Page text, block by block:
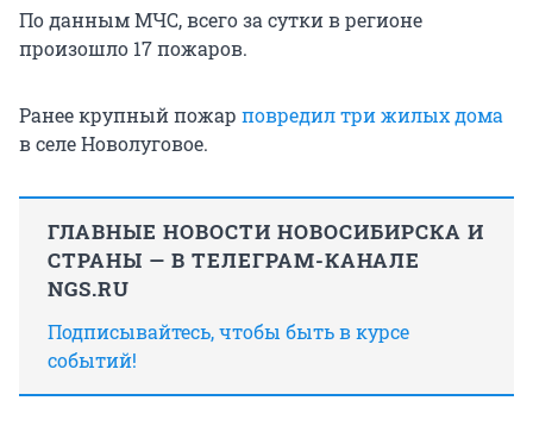
По данным МЧС, всего за сутки в регионе
произошло 17 пожаров.
Ранее крупный пожар повредил три жилых дома
в селе Новолуговое.
ГЛАВНЫЕ НОВОСТИ НОВОСИБИРСКА И
СТРАНЫ — В ТЕЛЕГРАМ-КАНАЛЕ
NGS.RU
Подписывайтесь, чтобы быть в курсе
событий!